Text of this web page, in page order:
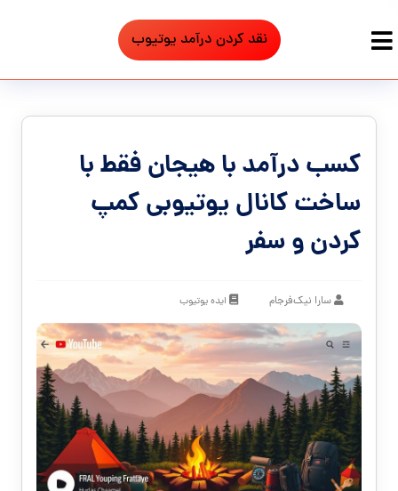
نقد کردن درآمد یوتیوب
کسب درآمد با هیجان فقط با
ساخت کانال یوتیوبی کمپ
کردن و سفر
سارا نیک‌فرجام ایده یوتیوب